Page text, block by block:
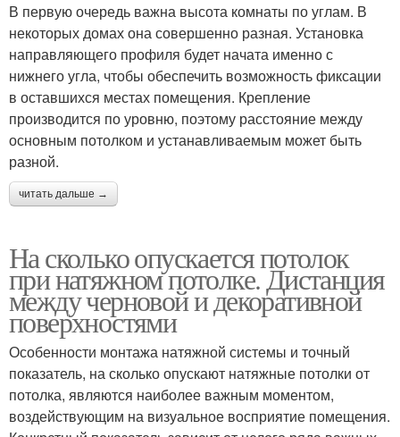
В первую очередь важна высота комнаты по углам. В
некоторых домах она совершенно разная. Установка
направляющего профиля будет начата именно с
нижнего угла, чтобы обеспечить возможность фиксации
в оставшихся местах помещения. Крепление
производится по уровню, поэтому расстояние между
основным потолком и устанавливаемым может быть
разной.
читать дальше →
На сколько опускается потолок
при натяжном потолке. Дистанция
между черновой и декоративной
поверхностями
Особенности монтажа натяжной системы и точный
показатель, на сколько опускают натяжные потолки от
потолка, являются наиболее важным моментом,
воздействующим на визуальное восприятие помещения.